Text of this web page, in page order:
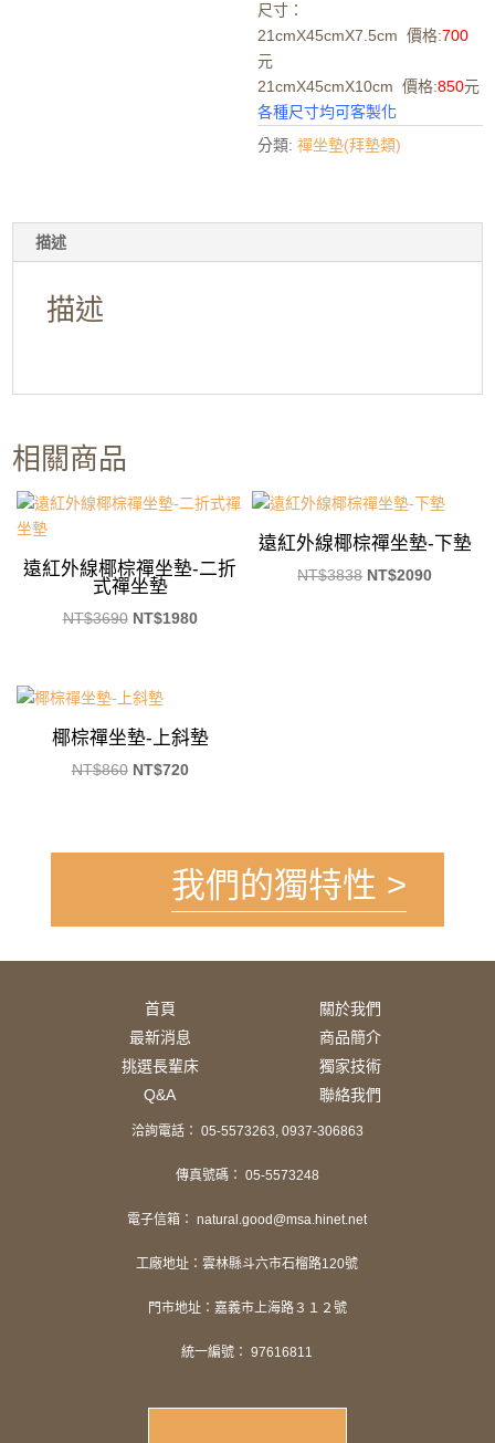
尺寸：
21cmX45cmX7.5cm 價格:700
元
21cmX45cmX10cm 價格:850元
各種尺寸均可客製化
分類: 禪坐墊(拜墊類)
描述
描述
相關商品
遠紅外線椰棕禪坐墊-二折
式禪坐墊
NT$3690 原
格：
NT$1980目
遠紅外線椰棕禪坐墊-下墊
NT$3838 原
NT$2090目
椰棕禪坐墊-上斜墊
NT$860 原
NT$860。
NT$720目
NT$720。
我們的獨特性 >
首頁
關於我們
最新消息
商品簡介
挑選長輩床
獨家技術
Q&A
聯絡我們
洽詢電話： 05-5573263, 0937-306863
傳真號碼： 05-5573248
電子信箱： natural.good@msa.hinet.net
工廠地址：雲林縣斗六市石榴路120號
門市地址：嘉義市上海路３１２號
統一編號： 97616811